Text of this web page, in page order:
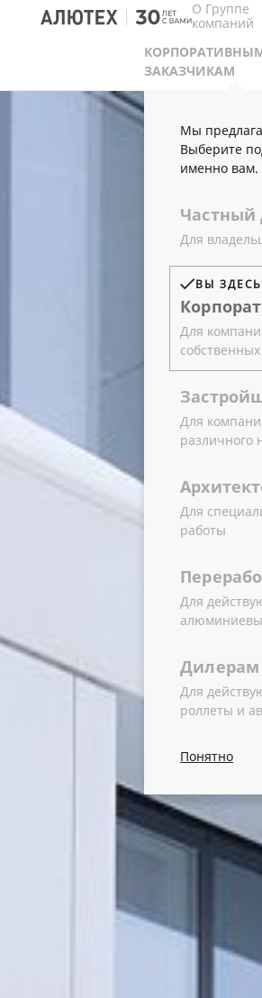
О Группе
компаний
ЗАКАЗЧИКАМ
Мы
Выберите
именно вам.
Частный
Для
ВЫ ЗДЕСЬ
Для
Для
различного
Для
работы
Для
Дилерам
Для
роллеты и
Понятно